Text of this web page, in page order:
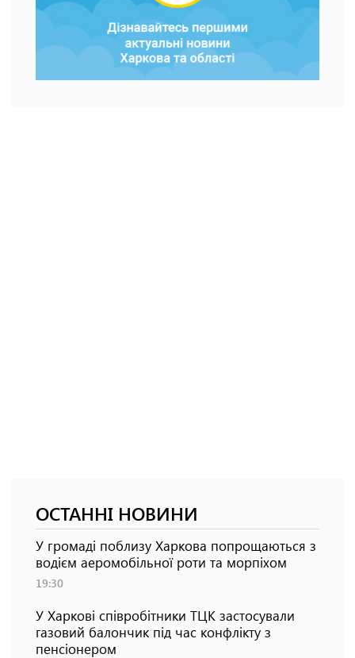
ОСТАННІ НОВИНИ
У громаді поблизу Харкова попрощаються з
водієм аеромобільної роти та морпіхом
19:30
У Харкові співробітники ТЦК застосували
газовий балончик під час конфлікту з
пенсіонером